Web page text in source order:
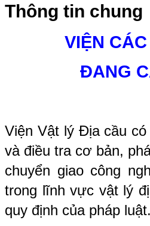
Thông tin chung
VIỆN
ĐANG
Viện Vật lý Địa cầu
và điều tra cơ bản,
chuyển giao công
trong lĩnh vực vật lý
quy định của pháp luật.